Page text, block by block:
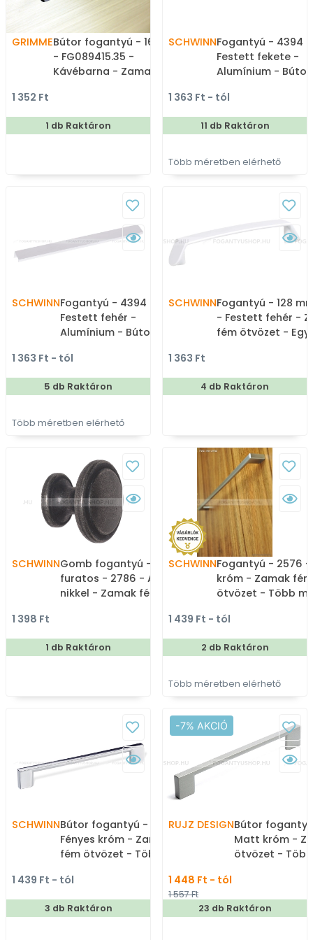
GRIMMEBútor fogantyú - 160 mm
- FG089415.35 -
Kávébarna - Zamak fém
bútorfogantyú
1 352 Ft
1 db Raktáron
SCHWINNFogantyú - 4394 -
Festett fekete -
Alumínium -
fém fogantyú
1 363 Ft - tól
11 db Raktáron
Több méretben elérhető
SCHWINNFogantyú - 4394 -
Festett fehér -
Alumínium - Bútorajtó
fém fogantyú
1 363 Ft - tól
5 db Raktáron
Több méretben elérhető
SCHWINNFogantyú - 128
- Festett fehér -
fém ötvözet - Egy
bútorfogantyú
1 363 Ft
4 db Raktáron
SCHWINNGomb fogantyú - 1
furatos - 2786 - Antik
nikkel - Zamak fém
gombfogantyú
(szögletes, kerek)
1 398 Ft
1 db Raktáron
SCHWINNFogantyú - 2576
króm - Zamak fém
ötvözet - Több
bútorfogantyú
1 439 Ft - tól
2 db Raktáron
Több méretben elérhető
SCHWINNBútor fogantyú - 2576 -
Fényes króm - Zamak
fém ötvözet - Több
bútorfogantyú
1 439 Ft - tól
3 db Raktáron
-7% AKCIÓ
RUJZ DESIGNBútor
Matt króm -
ötvözet -
1 448 Ft - tól
1 557 Ft
23 db Raktáron